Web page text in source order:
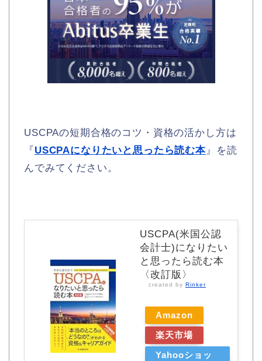
USCPAの短期合格のコツ・資格の活かし方は
『 USCPAになりたいと思ったら読む本』を読
んでみてください。
USCPA(米国公認
会計士)になりたい
と思ったら読む本
〈改訂版〉
created by Rinker
Amazon
楽天市場
Yahooショッ